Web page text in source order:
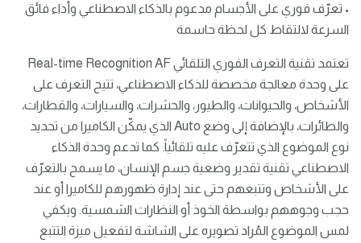
•⁠ ⁠تعرّف فوري على الأجسام مدعوم بالذكاء الاصطناعي وأداء فائق
السرعة لالتقاط كل لحظة حاسمة
تعتمد تقنية التعرف الفوري التلقائي Real-time Recognition AF
على وحدة معالجة مخصصة للذكاء الاصطناعي، تتيح التعرف على
الأشخاص، والحيوانات، والطيور، والحشرات، والسيارات، والقطارات،
والطائرات، بالإضافة إلى وضع Auto الذي يمكّن الكاميرا من تحديد
نوع الموضوع الذي تتعرّف عليه تلقائياً. كما تدعم وحدة الذكاء
الاصطناعي تقنية تقدير وضعية جسم الإنسان، ما يسمح بالتعرّف
على الأشخاص وتتبعهم حتى عند إدارة ظهورهم للكاميرا أو عند
حجب وجوههم بواسطة الخوذ أو النظارات الشمسية. ويكفي
لمس الموضوع المُراد تصويره على الشاشة لتفعيل ميزة التتبع